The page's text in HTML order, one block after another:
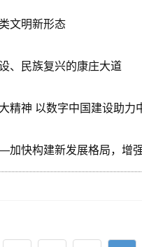
文明新形态
、民族复兴的康庄大道
精神 以数字中国建设助力
快构建新发展格局，增